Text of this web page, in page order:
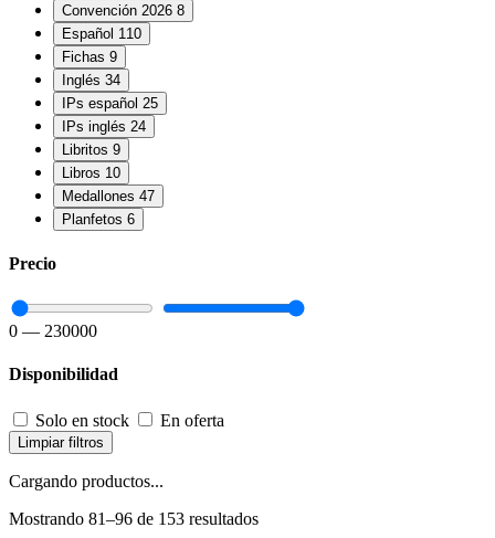
Convención 2026 8
Español 110
Fichas 9
Inglés 34
IPs español 25
IPs inglés 24
Libritos 9
Libros 10
Medallones 47
Planfetos 6
Precio
0 — 230000
Disponibilidad
Solo en stock En oferta
Limpiar filtros
Cargando productos...
Mostrando 81–96 de 153 resultados